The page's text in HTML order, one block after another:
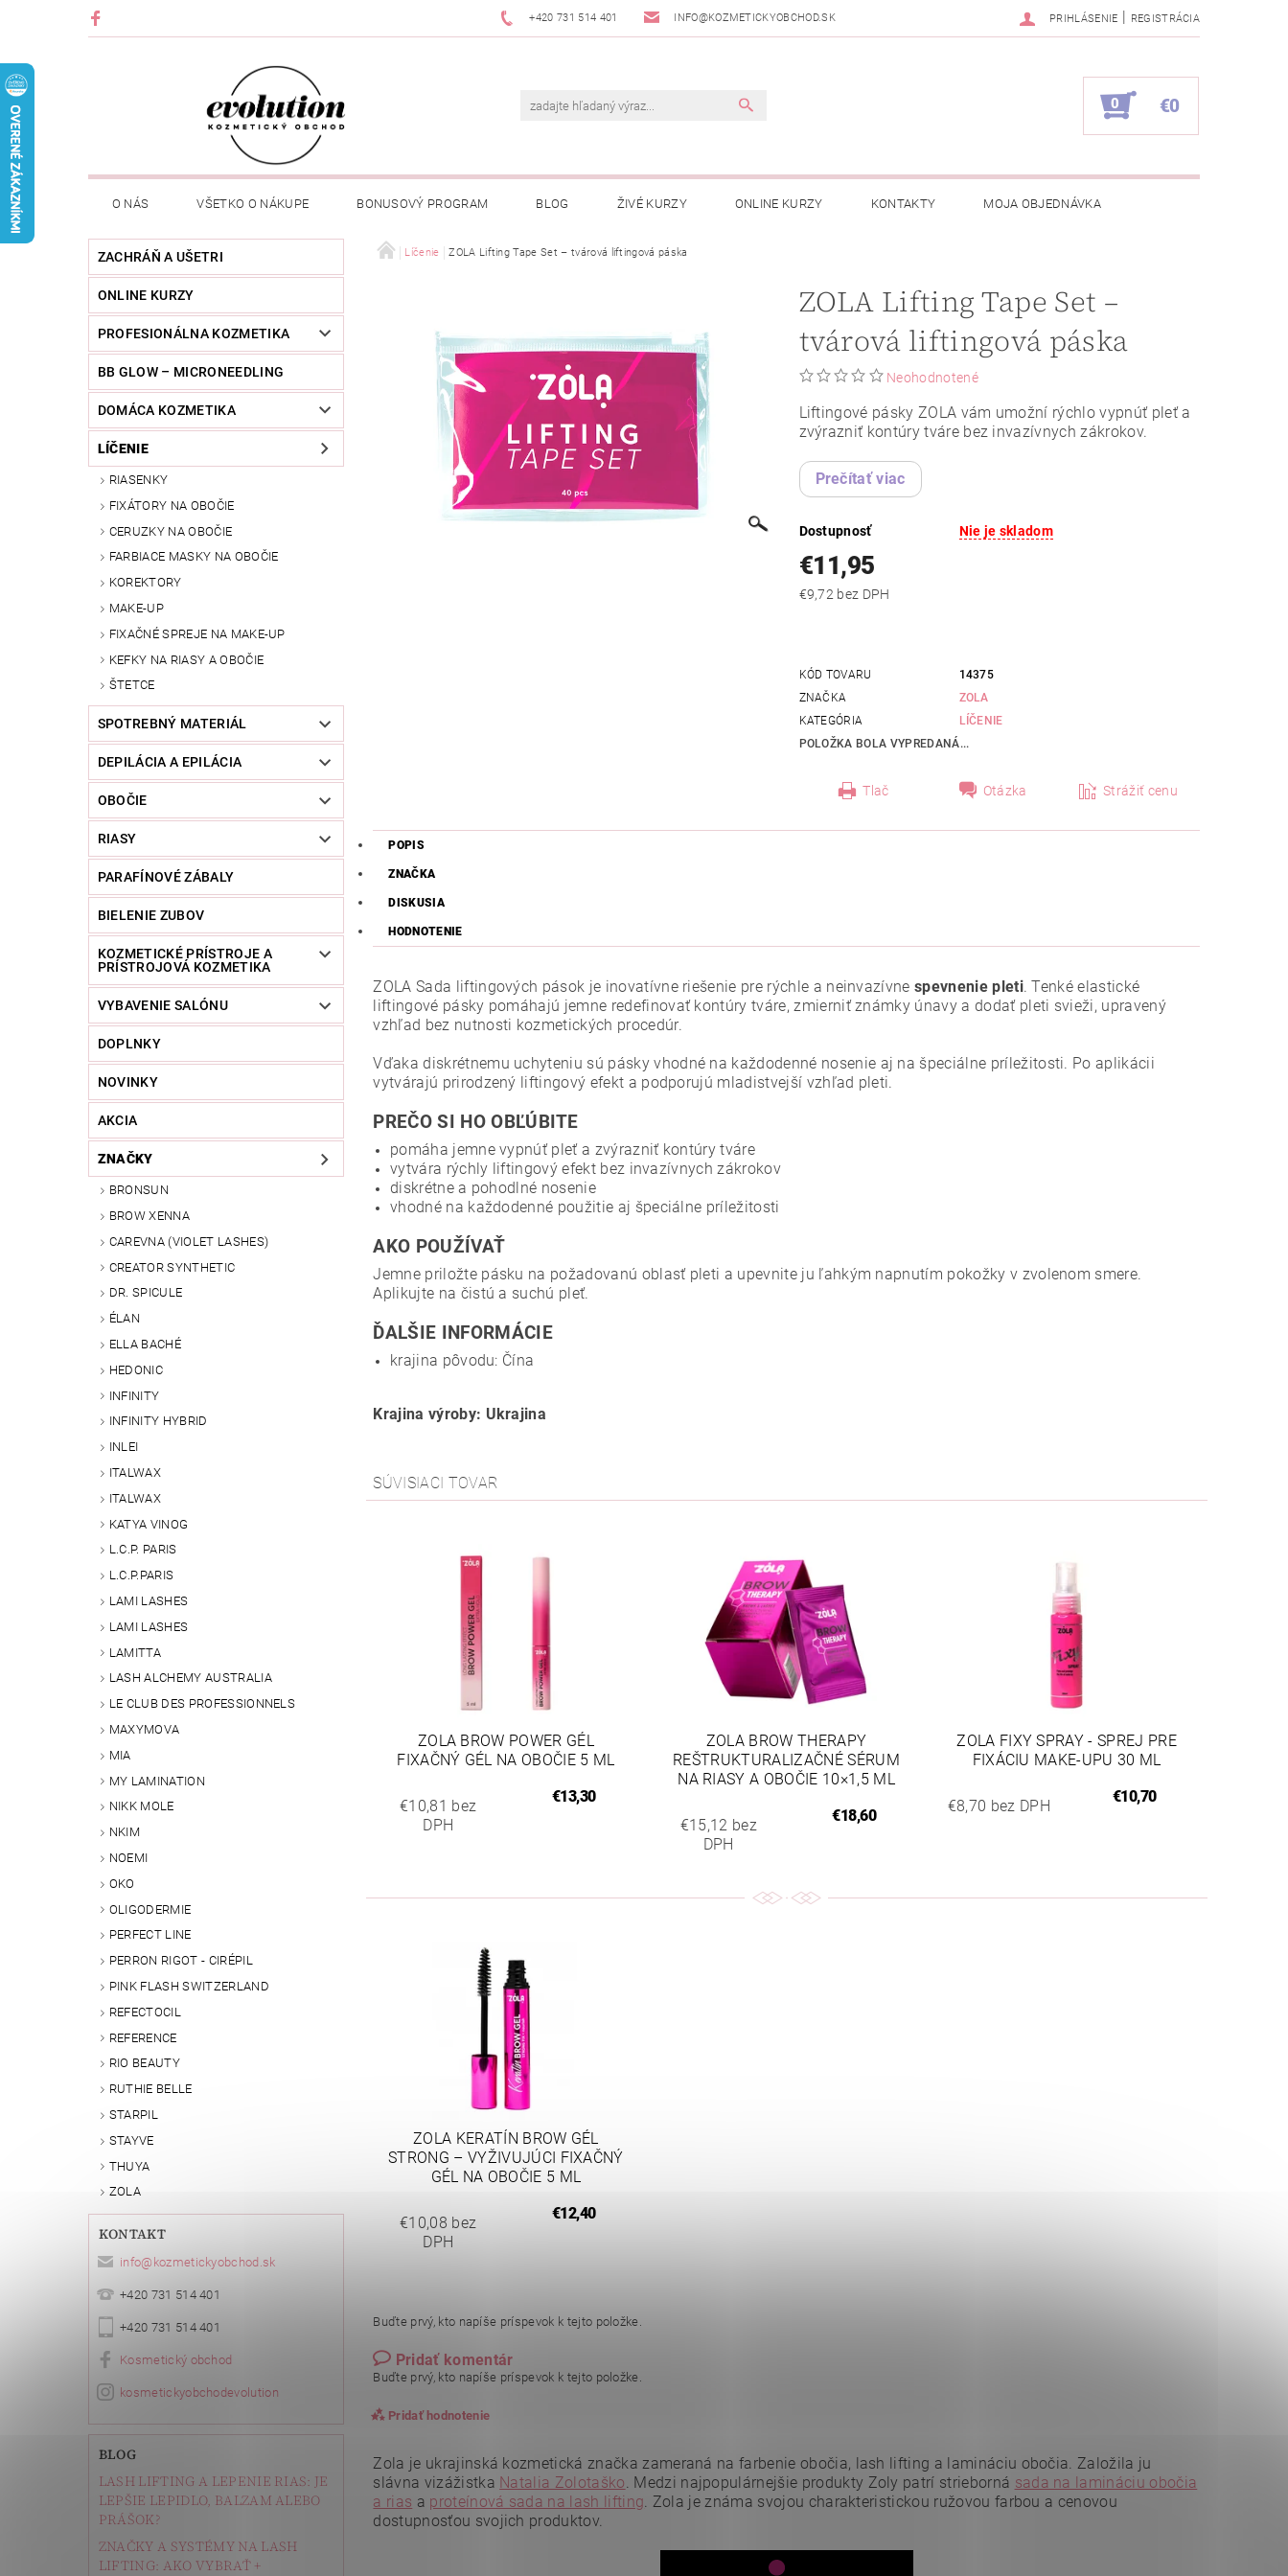
+420 731 514 401 INFO@KOZMETICKYOBCHOD.SK PRIHLÁSENIE | REGISTRÁCIA
0 €0
O NÁS VŠETKO O NÁKUPE BONUSOVÝ PROGRAM BLOG ŽIVÉ KURZY ONLINE KURZY KONTAKTY MOJA OBJEDNÁVKA
ZACHRÁŇ A UŠETRI
ONLINE KURZY
PROFESIONÁLNA KOZMETIKA
BB GLOW – MICRONEEDLING
DOMÁCA KOZMETIKA
LÍČENIE
RIASENKY
FIXÁTORY NA OBOČIE
CERUZKY NA OBOČIE
FARBIACE MASKY NA OBOČIE
KOREKTORY
MAKE-UP
FIXAČNÉ SPREJE NA MAKE-UP
KEFKY NA RIASY A OBOČIE
ŠTETCE
SPOTREBNÝ MATERIÁL
DEPILÁCIA A EPILÁCIA
OBOČIE
RIASY
PARAFÍNOVÉ ZÁBALY
BIELENIE ZUBOV
KOZMETICKÉ PRÍSTROJE A
PRÍSTROJOVÁ KOZMETIKA
VYBAVENIE SALÓNU
DOPLNKY
NOVINKY
AKCIA
ZNAČKY
BRONSUN
BROW XENNA
CAREVNA (VIOLET LASHES)
CREATOR SYNTHETIC
DR. SPICULE
ÉLAN
ELLA BACHÉ
HEDONIC
INFINITY
INFINITY HYBRID
INLEI
ITALWAX
ITALWAX
KATYA VINOG
L.C.P. PARIS
L.C.P.PARIS
LAMI LASHES
LAMI LASHES
LAMITTA
LASH ALCHEMY AUSTRALIA
LE CLUB DES PROFESSIONNELS
MAXYMOVA
MIA
MY LAMINATION
NIKK MOLE
NKIM
NOEMI
OKO
OLIGODERMIE
PERFECT LINE
PERRON RIGOT - CIRÉPIL
PINK FLASH SWITZERLAND
REFECTOCIL
REFERENCE
RIO BEAUTY
RUTHIE BELLE
STARPIL
STAYVE
THUYA
ZOLA
KONTAKT
info@ kozmetickyobchod.sk
+420 731 514 401
+420 731 514 401
Kosmetický obchod
kosmetickyobchodevolution
BLOG
LASH LIFTING A LEPENIE RIAS: JE
LEPŠIE LEPIDLO, BALZAM ALEBO
PRÁŠOK?
ZNAČKY A SYSTÉMY NA LASH
LIFTING: AKO VYBRAŤ +
Líčenie ZOLA Lifting Tape Set – tvárová liftingová páska
ZOLA Lifting Tape Set –
tvárová liftingová páska
Neohodnotené
Liftingové pásky ZOLA vám umožní rýchlo vypnúť pleť a
zvýrazniť kontúry tváre bez invazívnych zákrokov.
Prečítať viac
Dostupnosť Nie je skladom
€11,95
€9,72 bez DPH
KÓD TOVARU
14375
ZNAČKA
ZOLA
KATEGÓRIA
LÍČENIE
POLOŽKA BOLA VYPREDANÁ...
Tlač Otázka Strážiť cenu
POPIS
ZNAČKA
DISKUSIA
HODNOTENIE
ZOLA Sada liftingových pások je inovatívne riešenie pre rýchle a neinvazívnespevnenie pleti. Tenké elastické
liftingové pásky pomáhajú jemne redefinovať kontúry tváre, zmierniť známky únavy a dodať pleti svieži, upravený
vzhľad bez nutnosti kozmetických procedúr.
Vďaka diskrétnemu uchyteniu sú pásky vhodné na každodenné nosenie aj na špeciálne príležitosti. Po aplikácii
vytvárajú prirodzený liftingový efekt a podporujú mladistvejší vzhľad pleti.
PREČO SI HO OBĽÚBITE
pomáha jemne vypnúť pleť a zvýrazniť kontúry tváre
vytvára rýchly liftingový efekt bez invazívnych zákrokov
diskrétne a pohodlné nosenie
vhodné na každodenné použitie aj špeciálne príležitosti
AKO POUŽÍVAŤ
Jemne priložte pásku na požadovanú oblasť pleti a upevnite ju ľahkým napnutím pokožky v zvolenom smere.
Aplikujte na čistú a suchú pleť.
ĎALŠIE INFORMÁCIE
krajina pôvodu: Čína
Krajina výroby: Ukrajina
SÚVISIACI TOVAR
ZOLA BROW POWER GÉL
FIXAČNÝ GÉL NA OBOČIE 5 ML
€10,81 bez
DPH
€13,30
ZOLA BROW THERAPY
REŠTRUKTURALIZAČNÉ SÉRUM
NA RIASY A OBOČIE 10×1,5 ML
€15,12 bez
DPH
€18,60
ZOLA FIXY SPRAY - SPREJ PRE
FIXÁCIU MAKE-UPU 30 ML
€8,70 bez DPH
€10,70
ZOLA KERATÍN BROW GÉL
STRONG – VYŽIVUJÚCI FIXAČNÝ
GÉL NA OBOČIE 5 ML
€10,08 bez
DPH
€12,40
Buďte prvý, kto napíše príspevok k tejto položke.
Pridať komentár
Buďte prvý, kto napíše príspevok k tejto položke.
Pridať hodnotenie
Zola je ukrajinská kozmetická značka zameraná na farbenie obočia, lash lifting a lamináciu obočia. Založila ju
slávna vizážistka Natalia Zolotaško Medzi najpopulárnejšie produkty Zoly patrí strieborná sada na lamináciu obočia
a rias a proteínová sada na lash lifting Zola je známa svojou charakteristickou ružovou farbou a cenovou
dostupnosťou svojich produktov.